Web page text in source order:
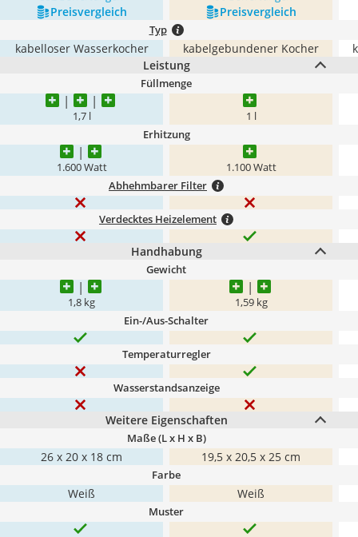
Preis­vergleich Preis­vergleich
Typ
kabelloser Wasserkocher kabelgebundener Kocher
Leistung
Füllmenge
1,7 l 1 l
Erhitzung
1.600 Watt 1.100 Watt
Abhehmbarer Filter
Verdecktes Heizelement
Handhabung
Gewicht
1,8 kg 1,59 kg
Ein-/Aus-Schalter
Temperaturregler
Wasserstandsanzeige
Weitere Eigenschaften
Maße (L x H x B)
26 x 20 x 18 cm 19,5 x 20,5 x 25 cm
Farbe
Weiß Weiß
Muster